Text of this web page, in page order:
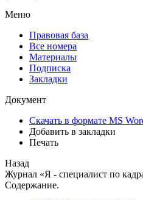
Меню
Правовая база
Все номера
Материалы
Подписка
Закладки
Документ
Скачать в формате MS
Добавить в закладки
Печать
Назад
Журнал «Я - специалист по
Содержание.